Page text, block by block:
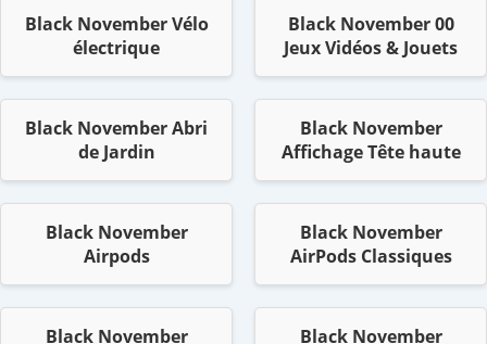
Black November Vélo
électrique
Black November 00
Jeux Vidéos & Jouets
Black November Abri
de Jardin
Black November
Affichage Tête haute
Black November
Airpods
Black November
AirPods Classiques
Black November
Black November